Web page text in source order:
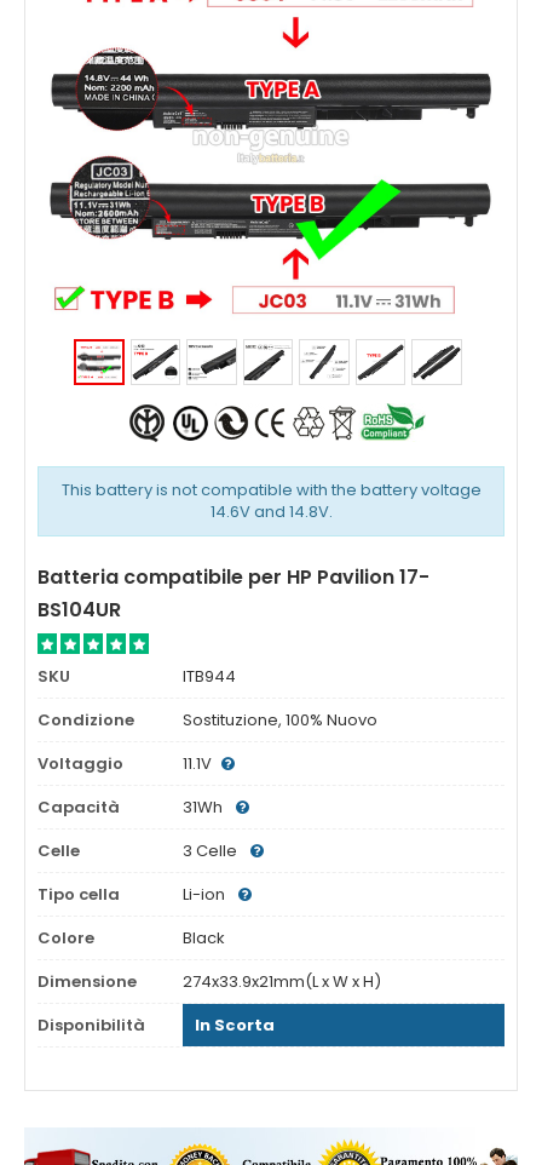
This battery is not compatible with the battery voltage
14.6V and 14.8V.
Batteria compatibile per HP Pavilion 17-
BS104UR
SKU
ITB944
Condizione
Sostituzione, 100% Nuovo
Voltaggio
11.1V
Capacità
31Wh
Celle
3 Celle
Tipo cella
Li-ion
Colore
Black
Dimensione
274x33.9x21mm(L x W x H)
Disponibilità
In Scorta